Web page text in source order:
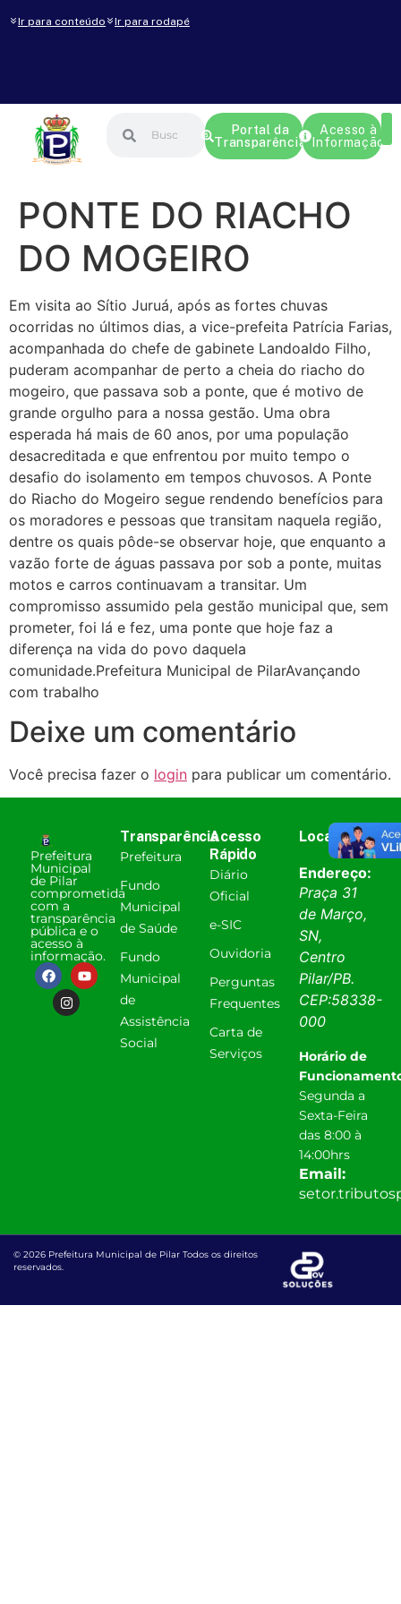
Ir para conteúdo Ir para rodapé
Portal da
Transparência
Acesso à
Informação
PONTE DO RIACHO
DO MOGEIRO
Em visita ao Sítio Juruá, após as fortes chuvas
ocorridas no últimos dias, a vice-prefeita Patrícia Farias,
acompanhada do chefe de gabinete Landoaldo Filho,
puderam acompanhar de perto a cheia do riacho do
mogeiro, que passava sob a ponte, que é motivo de
grande orgulho para a nossa gestão. Uma obra
esperada há mais de 60 anos, por uma população
desacreditada e que enfrentou por muito tempo o
desafio do isolamento em tempos chuvosos. A Ponte
do Riacho do Mogeiro segue rendendo benefícios para
os moradores e pessoas que transitam naquela região,
dentre os quais pôde-se observar hoje, que enquanto a
vazão forte de águas passava por sob a ponte, muitas
motos e carros continuavam a transitar. Um
compromisso assumido pela gestão municipal que, sem
prometer, foi lá e fez, uma ponte que hoje faz a
diferença na vida do povo daquela
comunidade.Prefeitura Municipal de PilarAvançando
com trabalho
Deixe um comentário
Você precisa fazer o login para publicar um comentário.
Prefeitura
Municipal
de Pilar
comprometida
com a
transparência
pública e o
acesso à
informação.
Transparência
Prefeitura
Fundo
Municipal
de Saúde
Fundo
Municipal
de
Assistência
Social
Acesso
Rápido
Diário
Oficial
e-SIC
Ouvidoria
Perguntas
Frequentes
Carta de
Serviços
Localização
Endereço:
Praça 31
de Março,
SN,
Centro
Pilar/PB.
CEP:58338-
000
Horário de
Segunda a
Sexta-Feira
das 8:00 à
14:00hrs
Email:
© 2026 Prefeitura Municipal de Pilar Todos os direitos
reservados.